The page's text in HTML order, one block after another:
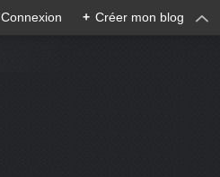
Connexion + Créer mon blog